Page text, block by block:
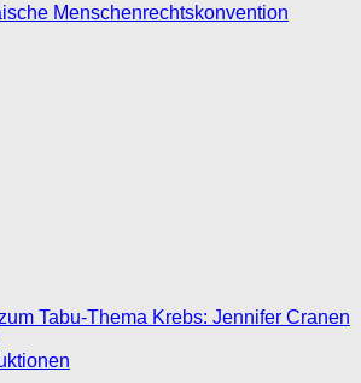
Menschenrechtskonvention
Tabu-Thema Krebs: Jennifer Cranen